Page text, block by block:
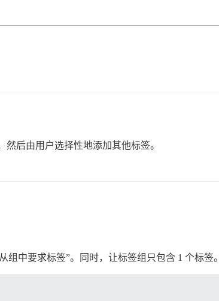
后由用户选择性地添加其他标签。
中要求标签”。同时，让标签组只包含 1 个标签。